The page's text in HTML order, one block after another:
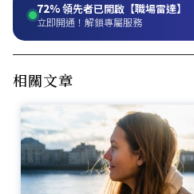
72%領先者已開啟【職場雷達】
立即開通！解鎖專屬服務
相關文章